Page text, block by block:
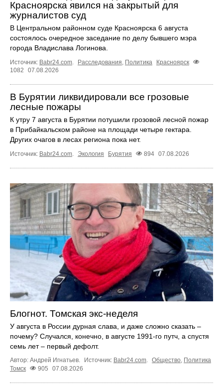
Красноярска явился на закрытый для
журналистов суд
В Центральном районном суде Красноярска 6 августа
состоялось очередное заседание по делу бывшего мэра
города Владислава Логинова.
Источник: Babr24.com. Расследования, Политика
Красноярск
1082
07.08.2026
В Бурятии ликвидировали все грозовые
лесные пожары
К утру 7 августа в Бурятии потушили грозовой лесной пожар
в Прибайкальском районе на площади четыре гектара.
Других очагов в лесах региона пока нет.
Источник: Babr24.com. Экология Бурятия 894 07.08.2026
Блогнот. Томская экс-неделя
У августа в России дурная слава, и даже сложно сказать –
почему? Случался, конечно, в августе 1991-го путч, а спустя
семь лет – первый дефолт.
Автор: Андрей Игнатьев. Источник: Babr24.com Общество Политика
Томск
905 07.08.2026